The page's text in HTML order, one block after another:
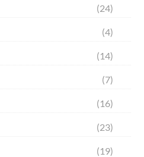
(24)
(4)
(14)
(7)
(16)
(23)
(19)